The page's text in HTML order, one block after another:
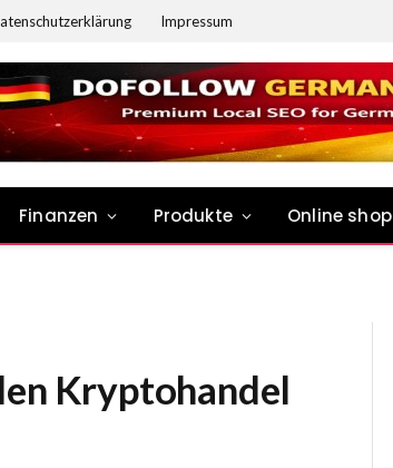
Impressum
Finanzen Produkte Online shop
Kryptohandel